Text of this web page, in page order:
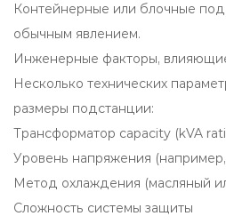
Контейнерные или блочные
обычным явлением.
Инженерные факторы,
Несколько технических
размеры подстанции:
Трансформатор capacity (kVA
Уровень напряжения (например,
Метод охлаждения (масляный
Сложность системы защиты